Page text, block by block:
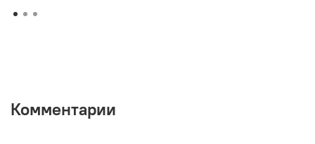
Комментарии